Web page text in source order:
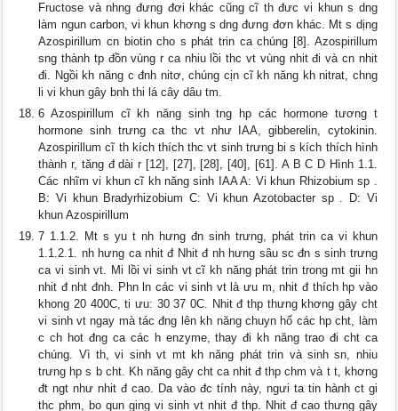
Fructose và nhng đưng đơi khác cũng cĩ th đưc vi khun s dng
làm ngun carbon, vi khun khơng s dng đưng đơn khác. Mt s dịng
Azospirillum cn biotin cho s phát trin ca chúng [8]. Azospirillum
sng thành tp đồn vùng r ca nhiu lồi thc vt vùng nhit đi và cn nhit
đi. Ngồi kh năng c đnh nitơ, chúng cịn cĩ kh năng kh nitrat, chng
li vi khun gây bnh thi lá cây dâu tm.
6 Azospirillum cĩ kh năng sinh tng hp các hormone tương t
hormone sinh trưng ca thc vt như IAA, gibberelin, cytokinin.
Azospirillum cĩ th kích thích thc vt sinh trưng bi s kích thích hình
thành r, tăng đ dài r [12], [27], [28], [40], [61]. A B C D Hình 1.1.
Các nhĩm vi khun cĩ kh năng sinh IAA A: Vi khun Rhizobium sp .
B: Vi khun Bradyrhizobium C: Vi khun Azotobacter sp . D: Vi
khun Azospirillum
7 1.1.2. Mt s yu t nh hưng đn sinh trưng, phát trin ca vi khun
1.1.2.1. nh hưng ca nhit đ Nhit đ nh hưng sâu sc đn s sinh trưng
ca vi sinh vt. Mi lồi vi sinh vt cĩ kh năng phát trin trong mt gii hn
nhit đ nht đnh. Phn ln các vi sinh vt là ưu m, nhit đ thích hp vào
khong 20 400C, ti ưu: 30 37 0C. Nhit đ thp thưng khơng gây cht
vi sinh vt ngay mà tác đng lên kh năng chuyn hố các hp cht, làm
c ch hot đng ca các h enzyme, thay đi kh năng trao đi cht ca
chúng. Vì th, vi sinh vt mt kh năng phát trin và sinh sn, nhiu
trưng hp s b cht. Kh năng gây cht ca nhit đ thp chm và t t, khơng
đt ngt như nhit đ cao. Da vào đc tính này, ngưi ta tin hành ct gi
thc phm, bo qun ging vi sinh vt nhit đ thp. Nhit đ cao thưng gây